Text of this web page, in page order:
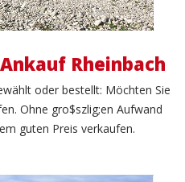
Rheinbach
oder bestellt: Möchten Sie
Ohne gro$szlig;en Aufwand
guten Preis verkaufen.